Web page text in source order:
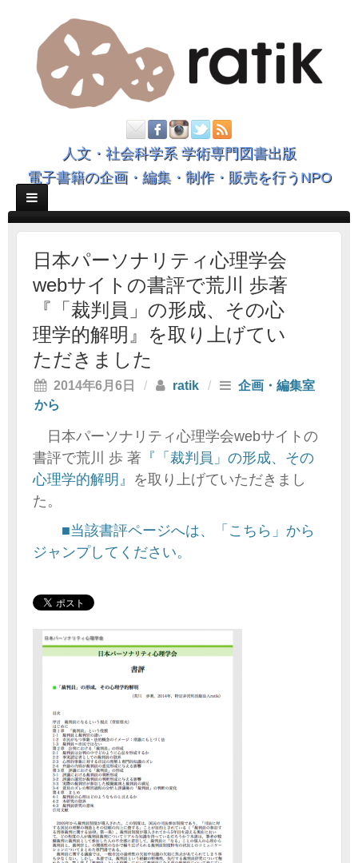
人文・社会科学系 学術専門図書出版
電子書籍の企画・編集・制作・販売を行うNPO
日本パーソナリティ心理学会
webサイトの書評で荒川 歩著
『「裁判員」の形成、その心
理学的解明』を取り上げてい
ただきました
2014年6月6日 / ratik /
企画・編集室
から
日本パーソナリティ心理学会webサイトの
書評で荒川 歩 著 『「裁判員」の形成、その
心理学的解明』 を取り上げていただきまし
た。
■当該書評ページへは、「こちら」から
ジャンプしてください。